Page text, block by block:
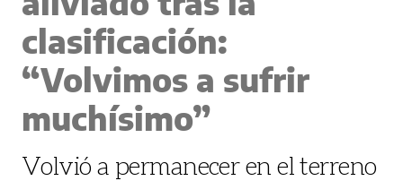
clasificación:
“Volvimos a sufrir
muchísimo”
Volvió a permanecer en el terreno